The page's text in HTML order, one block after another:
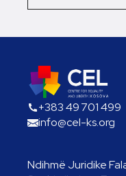
+383 49 701 499
info@cel-ks.org
Ndihmë Juridike